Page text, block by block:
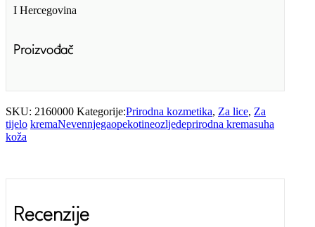
I Hercegovina
Proizvođač
SKU: 2160000 Kategorije:Prirodna kozmetika, Za lice, Za
tijelo kremaNevennjegaopekotineozljedeprirodna kremasuha
koža
Recenzije